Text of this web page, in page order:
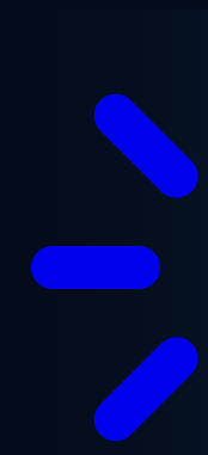
Saltar para o